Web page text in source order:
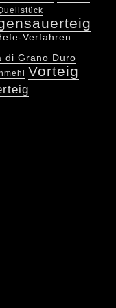
Verfahren
di Grano Duro
Vorteig